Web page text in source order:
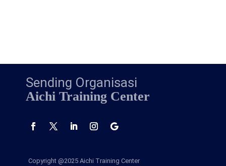
Sending Organisasi
Aichi Training Center
Copyright @2025 Aichi Training Center